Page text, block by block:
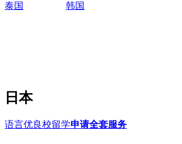
泰国
韩国
日本
语言优良校留学申请全套服务